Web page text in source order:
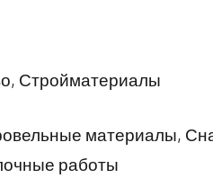
Стройматериалы
материалы,
работы